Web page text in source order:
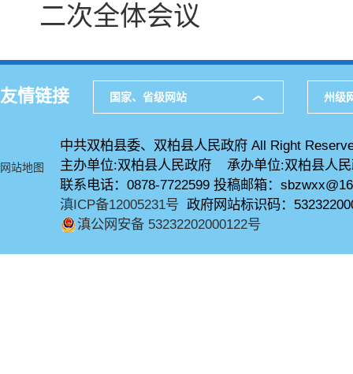
二次全体会议
友情链接 国家、省级网站 州级
网站地图
中共双柏县委、双柏县人民政府 All Right
主办单位:双柏县人民政府 承办单位:双柏县人
联系电话：0878-7722599 投稿邮箱：
滇ICP备12005231号 政府网站标识码：
滇公网安备 53232202000122号